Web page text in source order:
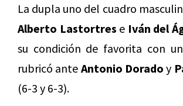
La dupla uno del cuadro
Alberto Lastortres e Iván del
su condición de favorita con
rubricó ante Antonio Dorado y
(6-3 y 6-3).